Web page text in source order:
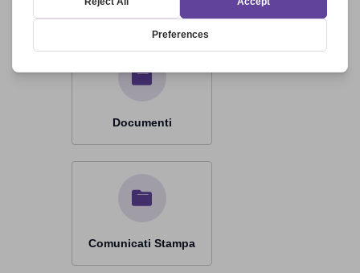
Documenti
Comunicati Stampa